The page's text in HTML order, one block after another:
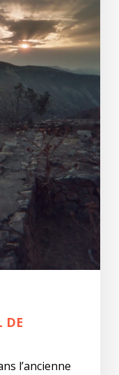
DE
l’ancienne